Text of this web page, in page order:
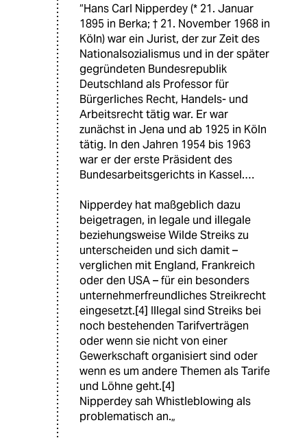
“Hans Carl Nipperdey (* 21. Januar
1895 in Berka; † 21. November 1968 in
Köln) war ein Jurist, der zur Zeit des
Nationalsozialismus und in der später
gegründeten Bundesrepublik
Deutschland als Professor für
Bürgerliches Recht, Handels- und
Arbeitsrecht tätig war. Er war
zunächst in Jena und ab 1925 in Köln
tätig. In den Jahren 1954 bis 1963
war er der erste Präsident des
Bundesarbeitsgerichts in Kassel.…
Nipperdey hat maßgeblich dazu
beigetragen, in legale und illegale
beziehungsweise Wilde Streiks zu
unterscheiden und sich damit –
verglichen mit England, Frankreich
oder den USA – für ein besonders
unternehmerfreundliches Streikrecht
eingesetzt.[4] Illegal sind Streiks bei
noch bestehenden Tarifverträgen
oder wenn sie nicht von einer
Gewerkschaft organisiert sind oder
wenn es um andere Themen als Tarife
und Löhne geht.[4]
Nipperdey sah Whistleblowing als
problematisch an.„